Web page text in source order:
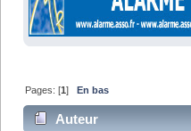
Pages: [1] En bas
Auteur